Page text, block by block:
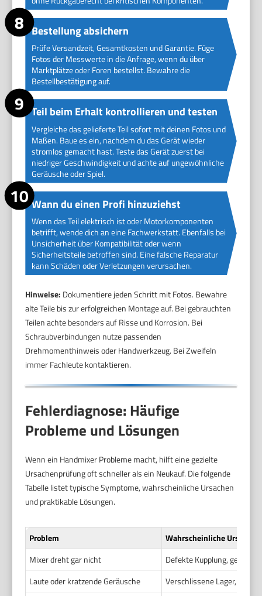
Bestellung absichern
Prüfe Versandzeit, Gesamtkosten und Garantie. Füge
Fotos der Messwerte in die Anfrage, wenn du über
Marktplätze oder Foren bestellst. Bewahre die
Bestellbestätigung auf.
Teil beim Erhalt kontrollieren und testen
Vergleiche das gelieferte Teil sofort mit deinen Fotos und
Maßen. Baue es ein, nachdem du das Gerät wieder
stromlos gemacht hast. Teste das Gerät zuerst bei
niedriger Geschwindigkeit und achte auf ungewöhnliche
Geräusche oder Spiel.
Wann du einen Profi hinzuziehst
Wenn das Teil elektrisch ist oder Motorkomponenten
betrifft, wende dich an eine Fachwerkstatt. Ebenfalls bei
Unsicherheit über Kompatibilität oder wenn
Sicherheitsteile betroffen sind. Eine falsche Reparatur
kann Schäden oder Verletzungen verursachen.
Hinweise: Dokumentiere jeden Schritt mit Fotos. Bewahre
alte Teile bis zur erfolgreichen Montage auf. Bei gebrauchten
Teilen achte besonders auf Risse und Korrosion. Bei
Schraubverbindungen nutze passenden
Drehmomenthinweis oder Handwerkzeug. Bei Zweifeln
immer Fachleute kontaktieren.
Fehlerdiagnose: Häufige
Probleme und Lösungen
Wenn ein Handmixer Probleme macht, hilft eine gezielte
Ursachenprüfung oft schneller als ein Neukauf. Die folgende
Tabelle listet typische Symptome, wahrscheinliche Ursachen
und praktikable Lösungen.
Problem
Wahrscheinliche Ursache
Mixer dreht gar nicht
Defekte Kupplung,
Laute oder kratzende Geräusche
Verschlissene Lager,